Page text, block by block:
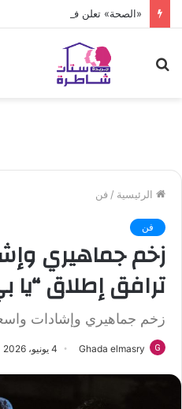
«الصحة» تعلن فحص أكثر من 10 ملايين طفل
الرئيسية / فن
فن
زخم جماهيري
ترافق إطلاق “يا
زخم جماهيري وإشادات
Ghada elmasry 4 يونيو، 2026